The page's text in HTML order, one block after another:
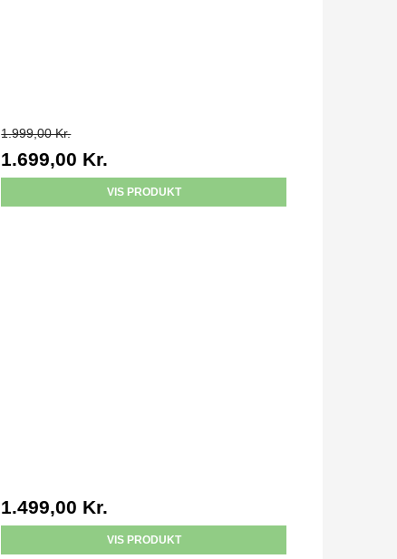
1.999,00 Kr.
1.699,00 Kr.
VIS PRODUKT
1.499,00 Kr.
VIS PRODUKT